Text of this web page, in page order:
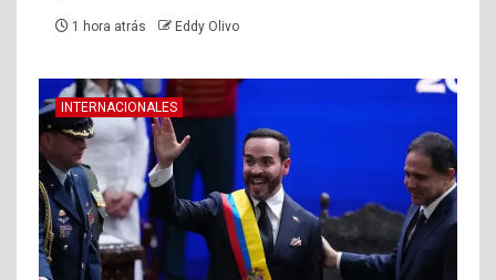
1 hora atrás Eddy Olivo
INTERNACIONALES